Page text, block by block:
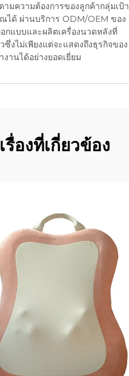
ามความต้องการของลูกค้ากลุ่มเป้า
ได้ ผ่านบริการ ODM/OEM ของ
อกแบบและผลิตเครื่องนวดหลังที่
ซึ่งไม่เพียงแต่จะแสดงถึงธุรกิจของ
านได้อย่างยอดเยี่ยม
เรื่องที่เกี่ยวข้อง